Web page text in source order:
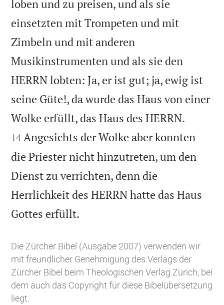
loben und zu preisen, und als sie
einsetzten mit Trompeten und mit
Zimbeln und mit anderen
Musikinstrumenten und als sie den
HERRN lobten: Ja, er ist gut; ja, ewig ist
seine Güte!, da wurde das Haus von einer
Wolke erfüllt, das Haus des HERRN.
14 Angesichts der Wolke aber konnten
die Priester nicht hinzutreten, um den
Dienst zu verrichten, denn die
Herrlichkeit des HERRN hatte das Haus
Gottes erfüllt.
Die Zürcher Bibel (Ausgabe 2007) verwenden wir
mit freundlicher Genehmigung des Verlags der
Zürcher Bibel beim Theologischen Verlag Zürich, bei
dem auch das Copyright für diese Bibelübersetzung
liegt.